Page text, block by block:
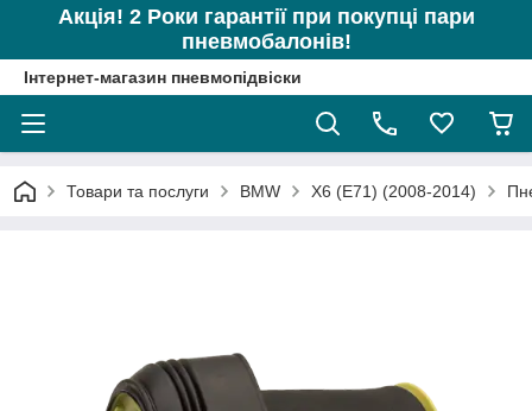
Акція! 2 Роки гарантії при покупці пари
пневмобалонів!
Інтернет-магазин пневмопідвіски
Товари та послуги BMW X6 (E71) (2008-2014)